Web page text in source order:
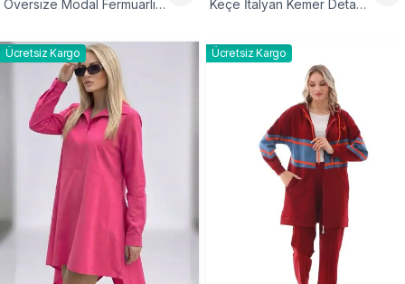
Oversize Modal Fermuarlı
Keçe İtalyan Kemer Detaylı
Ücretsiz Kargo Ücretsiz Kargo